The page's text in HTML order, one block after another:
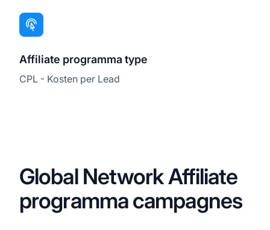
Affiliate programma type
CPL - Kosten per Lead
Global Network Affiliate
programma campagnes